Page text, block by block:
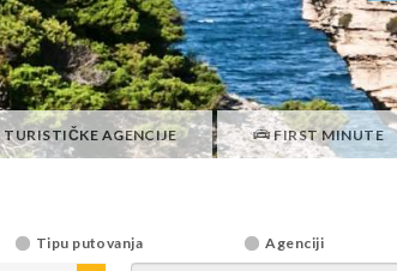
TURISTIČKE AGENCIJE FIRST MINUTE
Tipu putovanja Agenciji